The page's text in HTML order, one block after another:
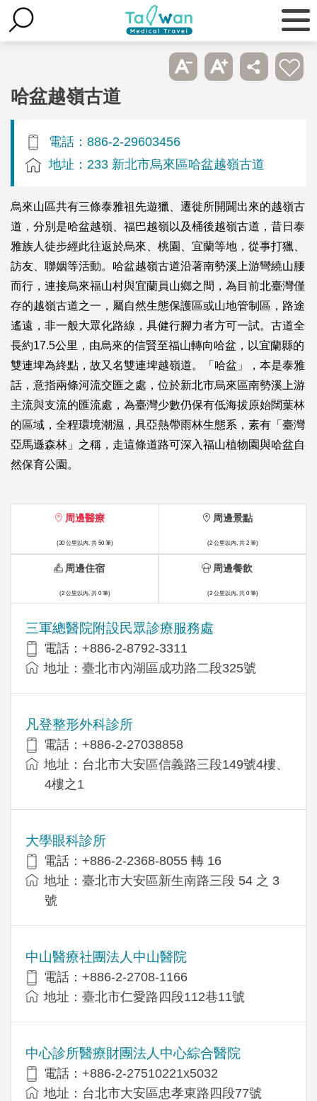
哈盆越嶺古道
電話：886-2-29603456
地址：233 新北市烏來區哈盆越嶺古道
烏來山區共有三條泰雅祖先遊獵、遷徙所開闢出來的越嶺古
道，分別是哈盆越嶺、福巴越嶺以及桶後越嶺古道，昔日泰
雅族人徒步經此往返於烏來、桃園、宜蘭等地，從事打獵、
訪友、聯姻等活動。哈盆越嶺古道沿著南勢溪上游彎繞山腰
而行，連接烏來福山村與宜蘭員山鄉之間，為目前北臺灣僅
存的越嶺古道之一，屬自然生態保護區或山地管制區，路途
遙遠，非一般大眾化路線，具健行腳力者方可一試。古道全
長約17.5公里，由烏來的信賢至福山轉向哈盆，以宜蘭縣的
雙連埤為終點，故又名雙連埤越嶺道。「哈盆」，本是泰雅
話，意指兩條河流交匯之處，位於新北市烏來區南勢溪上游
主流與支流的匯流處，為臺灣少數仍保有低海拔原始闊葉林
的區域，全程環境潮濕，具亞熱帶雨林生態系，素有「臺灣
亞馬遜森林」之稱，走這條道路可深入福山植物園與哈盆自
然保育公園。
周邊醫療
(30 公里以內, 共 50 筆)
三軍總醫院附設民眾診療服務處
電話：+886-2-8792-3311
地址：臺北市內湖區成功路二段325號
凡登整形外科診所
電話：+886-2-27038858
地址：台北市大安區信義路三段149號4樓、
4樓之1
大學眼科診所
電話：+886-2-2368-8055 轉 16
地址：臺北市大安區新生南路三段 54 之 3
號
中山醫療社團法人中山醫院
電話：+886-2-2708-1166
地址：臺北市仁愛路四段112巷11號
中心診所醫療財團法人中心綜合醫院
電話：+886-2-27510221x5032
地址：台北市大安區忠孝東路四段77號
周邊景點
(2 公里以內, 共 2 筆)
周邊住宿
(2 公里以內, 共 0 筆)
周邊餐飲
(2 公里以內, 共 0 筆)